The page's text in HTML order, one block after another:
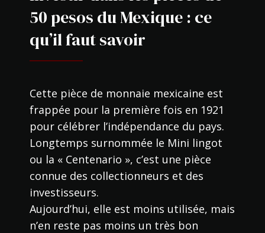
50 pesos du Mexique : ce
qu’il faut savoir
Cette pièce de monnaie mexicaine est
frappée pour la première fois en 1921
pour célébrer l’indépendance du pays.
Longtemps surnommée le Mini lingot
ou la « Centenario », c’est une pièce
connue des collectionneurs et des
investisseurs.
Aujourd’hui, elle est moins utilisée, mais
n’en reste pas moins un très bon